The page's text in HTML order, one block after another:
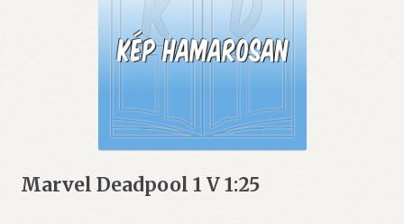
Marvel Deadpool 1 V 1:25